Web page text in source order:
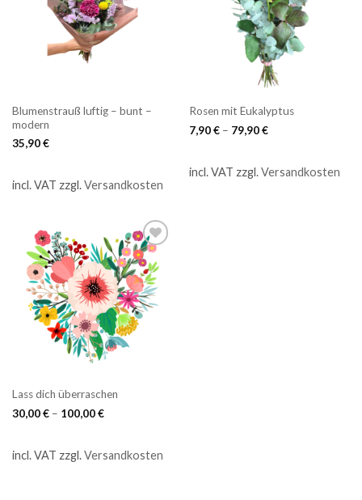
Blumenstrauß luftig – bunt –
modern
35,90€
incl. VAT zzgl.Versandkosten
Rosen mit Eukalyptus
7,90€– 79,90€
incl. VAT zzgl.Versandkosten
Lass dich überraschen
30,00€– 100,00€
incl. VAT zzgl.Versandkosten